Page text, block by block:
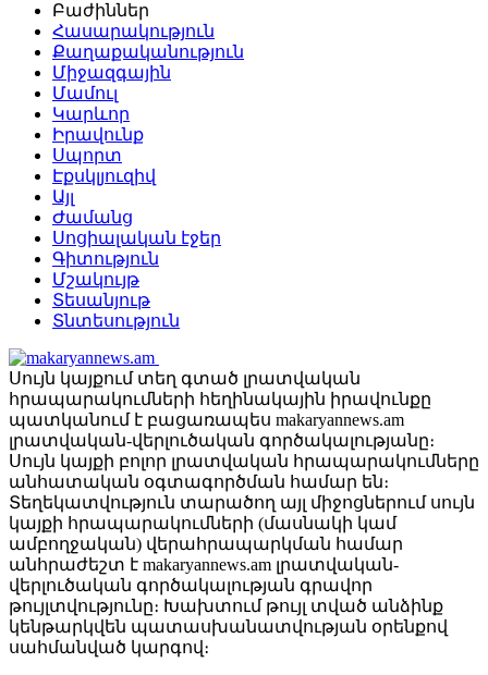
Բաժիններ
Հասարակություն
Քաղաքականություն
Միջազգային
Մամուլ
Կարևոր
Իրավունք
Սպորտ
Էքսկլյուզիվ
Այլ
Ժամանց
Սոցիալական էջեր
Գիտություն
Մշակույթ
Տեսանյութ
Տնտեսություն
Սույն կայքում տեղ գտած լրատվական
հրապարակումների հեղինակային իրավունքը
պատկանում է բացառապես makaryannews.am
լրատվական-վերլուծական գործակալությանը։
Սույն կայքի բոլոր լրատվական հրապարակումները
անհատական օգտագործման համար են։
Տեղեկատվություն տարածող այլ միջոցներում սույն
կայքի հրապարակումների (մասնակի կամ
ամբողջական) վերահրապարկման համար
անհրաժեշտ է makaryannews.am լրատվական-
վերլուծական գործակալության գրավոր
թույլտվությունը։ Խախտում թույլ տված անձինք
կենթարկվեն պատասխանատվության օրենքով
սահմանված կարգով։